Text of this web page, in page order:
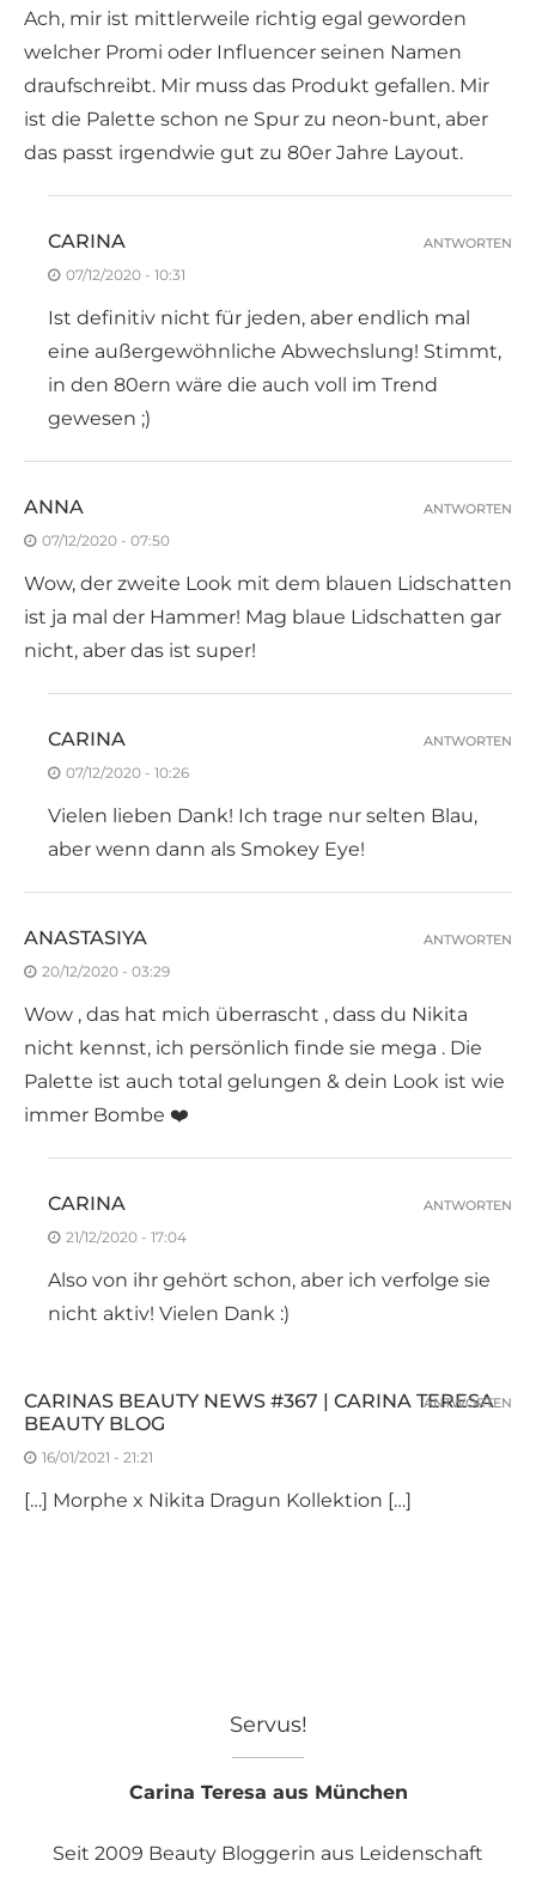
Ach, mir ist mittlerweile richtig egal geworden
welcher Promi oder Influencer seinen Namen
draufschreibt. Mir muss das Produkt gefallen. Mir
ist die Palette schon ne Spur zu neon-bunt, aber
das passt irgendwie gut zu 80er Jahre Layout.
CARINA
07/12/2020 - 10:31
Ist definitiv nicht für jeden, aber endlich mal
eine außergewöhnliche Abwechslung! Stimmt,
in den 80ern wäre die auch voll im Trend
gewesen ;)
ANTWORTEN
ANNA
07/12/2020 - 07:50
Wow, der zweite Look mit dem blauen Lidschatten
ist ja mal der Hammer! Mag blaue Lidschatten gar
nicht, aber das ist super!
ANTWORTEN
CARINA
07/12/2020 - 10:26
Vielen lieben Dank! Ich trage nur selten Blau,
aber wenn dann als Smokey Eye!
ANTWORTEN
ANASTASIYA
20/12/2020 - 03:29
Wow , das hat mich überrascht , dass du Nikita
nicht kennst, ich persönlich finde sie mega . Die
Palette ist auch total gelungen & dein Look ist wie
immer Bombe ❤️
ANTWORTEN
CARINA
21/12/2020 - 17:04
Also von ihr gehört schon, aber ich verfolge sie
nicht aktiv! Vielen Dank :)
ANTWORTEN
CARINAS BEAUTY NEWS #367 | CARINA TERESA
BEAUTY BLOG
16/01/2021 - 21:21
[…] Morphe x Nikita Dragun Kollektion […]
ANTWORTEN
Servus!
Carina Teresa aus München
Seit 2009 Beauty Bloggerin aus Leidenschaft